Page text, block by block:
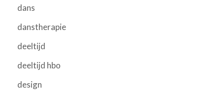
dans
danstherapie
deeltijd
deeltijd hbo
design